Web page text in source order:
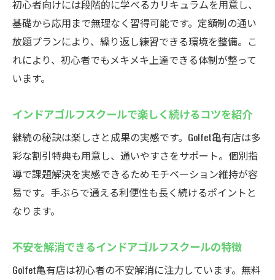
初心者向けには段階的に学べるカリキュラムを用意し、
基礎から応用まで無理なく習得可能です。定額制の通い
放題プランにより、繰り返し練習できる環境を整備。こ
れにより、初心者でもメキメキ上達できる体制が整って
います。
インドアゴルフスクールで楽しく続けるコツを紹介
継続の秘訣は楽しさと成果の実感です。Golfet亀有店は多
彩な割引特典も用意し、通いやすさをサポート。個別指
導で課題解決を実感できるためモチベーション維持が容
易です。手ぶらで通える利便性も長く続けるポイントと
なります。
不安を解消できるインドアゴルフスクールの特徴
Golfet亀有店は初心者の不安解消に注力しています。無料